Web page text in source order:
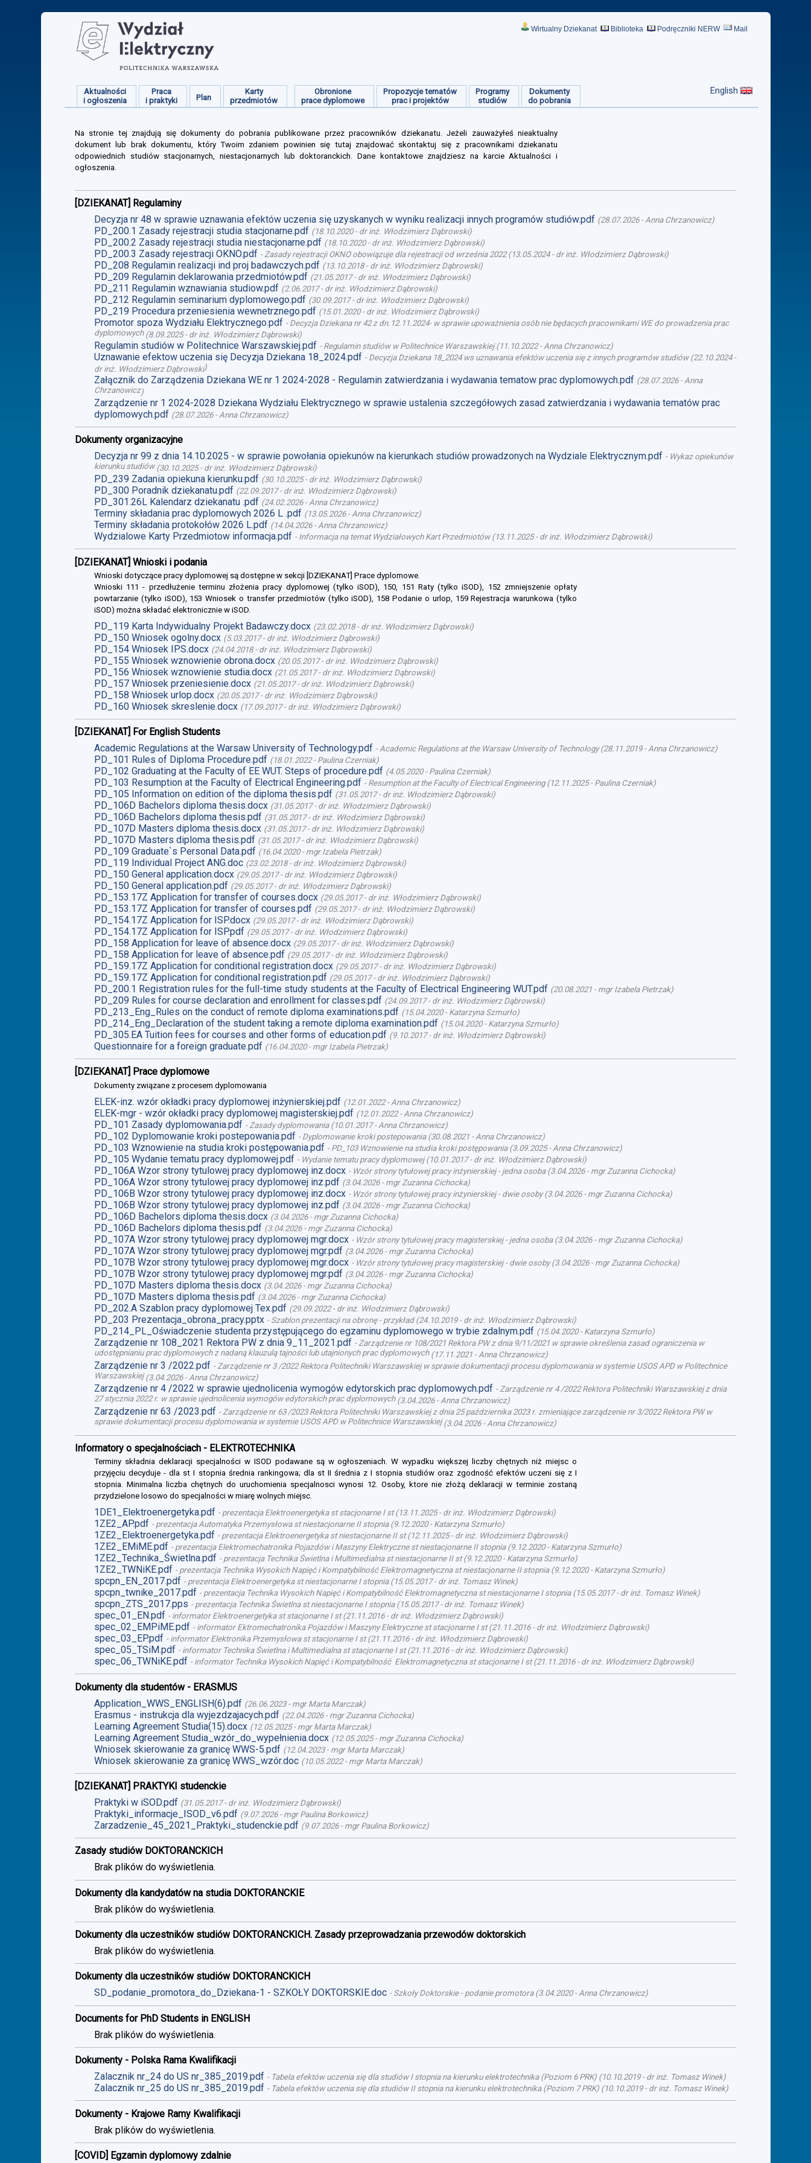
Wirtualny Dziekanat Biblioteka Podręczniki NERW Mail
Aktualności
i ogłoszenia
Praca
i praktyki
Plan
Karty
przedmiotów
Obronione
prace dyplomowe
Propozycje tematów
prac i projektów
Programy
studiów
Dokumenty
do pobrania
English
Na stronie tej znajdują się dokumenty do pobrania publikowane przez pracowników dziekanatu. Jeżeli zauważyłeś nieaktualny
dokument lub brak dokumentu, który Twoim zdaniem powinien się tutaj znajdować skontaktuj się z pracownikami dziekanatu
odpowiednich studiów stacjonarnych, niestacjonarnych lub doktoranckich. Dane kontaktowe znajdziesz na karcie Aktualności i
ogłoszenia.
[DZIEKANAT] Regulaminy
Decyzja nr 48 w sprawie uznawania efektów uczenia się uzyskanych w wyniku realizacji innych programów studiów.pdf (28.07.2026- Anna Chrzanowicz)
PD_200.1 Zasady rejestracji studia stacjonarne.pdf (18.10.2020- dr inż. Włodzimierz Dąbrowski)
PD_200.2 Zasady rejestracji studia niestacjonarne.pdf (18.10.2020- dr inż. Włodzimierz Dąbrowski)
PD_200.3 Zasady rejestracji OKNO.pdf - Zasady rejestracji OKNO obowiązuje dla rejestracji od września 2022(13.05.2024- dr inż. Włodzimierz Dąbrowski)
PD_208 Regulamin realizacji ind proj badawczych.pdf (13.10.2018- dr inż. Włodzimierz Dąbrowski)
PD_209 Regulamin deklarowania przedmiotów.pdf (21.05.2017- dr inż. Włodzimierz Dąbrowski)
PD_211 Regulamin wznawiania studiow.pdf (2.06.2017- dr inż. Włodzimierz Dąbrowski)
PD_212 Regulamin seminarium dyplomowego.pdf (30.09.2017- dr inż. Włodzimierz Dąbrowski)
PD_219 Procedura przeniesienia wewnetrznego.pdf (15.01.2020- dr inż. Włodzimierz Dąbrowski)
Promotor spoza Wydziału Elektrycznego.pdf - Decyzja Dziekana nr 42 z dn.12.11.2024- w sprawie upoważnienia osób nie będacych pracownikami WE do prowadzenia prac
dyplomowych(8.09.2025- dr inż. Włodzimierz Dąbrowski)
Regulamin studiów w Politechnice Warszawskiej.pdf - Regulamin studiów w Politechnice Warszawskiej(11.10.2022- Anna Chrzanowicz)
Uznawanie efektow uczenia się Decyzja Dziekana 18_2024.pdf - Decyzja Dziekana 18_2024 ws uznawania efektów uczenia się z innych programów studiów(22.10.2024-
dr inż. Włodzimierz Dąbrowski)
Załącznik do Zarządzenia Dziekana WE nr 1 2024-2028 - Regulamin zatwierdzania i wydawania tematow prac dyplomowych.pdf (28.07.2026- Anna
Chrzanowicz)
Zarządzenie nr 1 2024-2028 Dziekana Wydziału Elektrycznego w sprawie ustalenia szczegółowych zasad zatwierdzania i wydawania tematów prac
dyplomowych.pdf (28.07.2026- Anna Chrzanowicz)
Dokumenty organizacyjne
Decyzja nr 99 z dnia 14.10.2025 - w sprawie powołania opiekunów na kierunkach studiów prowadzonych na Wydziale Elektrycznym.pdf - Wykaz opiekunów
kierunku studiów(30.10.2025- dr inż. Włodzimierz Dąbrowski)
PD_239 Zadania opiekuna kierunku.pdf (30.10.2025- dr inż. Włodzimierz Dąbrowski)
PD_300 Poradnik dziekanatu.pdf (22.09.2017- dr inż. Włodzimierz Dąbrowski)
PD_301.26L Kalendarz dziekanatu .pdf (24.02.2026-Anna Chrzanowicz)
Terminy składania prac dyplomowych 2026 L .pdf (13.05.2026-Anna Chrzanowicz)
Terminy składania protokołów 2026 L.pdf (14.04.2026-Anna Chrzanowicz)
Wydzialowe Karty Przedmiotow informacja.pdf - Informacja na temat Wydziałowych Kart Przedmiotów(13.11.2025- dr inż. Włodzimierz Dąbrowski)
[DZIEKANAT] Wnioski i podania
Wnioski dotyczące pracy dyplomowej są dostępne w sekcji [DZIEKANAT] Prace dyplomowe.
Wnioski 111 - przedłużenie terminu złożenia pracy dyplomowej (tylko iSOD), 150, 151 Raty (tylko iSOD), 152 zmniejszenie opłaty
powtarzanie (tylko iSOD), 153 Wniosek o transfer przedmiotów (tylko iSOD), 158 Podanie o urlop, 159 Rejestracja warunkowa (tylko
iSOD) można składać elektronicznie w iSOD.
PD_119 Karta Indywidualny Projekt Badawczy.docx (23.02.2018- dr inż. Włodzimierz Dąbrowski)
PD_150 Wniosek ogolny.docx (5.03.2017- dr inż. Włodzimierz Dąbrowski)
PD_154 Wniosek IPS.docx (24.04.2018- dr inż. Włodzimierz Dąbrowski)
PD_155 Wniosek wznowienie obrona.docx (20.05.2017- dr inż. Włodzimierz Dąbrowski)
PD_156 Wniosek wznowienie studia.docx (21.05.2017- dr inż. Włodzimierz Dąbrowski)
PD_157 Wniosek przeniesienie.docx (21.05.2017- dr inż. Włodzimierz Dąbrowski)
PD_158 Wniosek urlop.docx (20.05.2017- dr inż. Włodzimierz Dąbrowski)
PD_160 Wniosek skreslenie.docx (17.09.2017- dr inż. Włodzimierz Dąbrowski)
[DZIEKANAT] For English Students
Academic Regulations at the Warsaw University of Technology.pdf -Academic Regulations at the Warsaw University of Technology(28.11.2019-Anna Chrzanowicz)
PD_101 Rules of Diploma Procedure.pdf (18.01.2022- Paulina Czerniak)
PD_102 Graduating at the Faculty of EE WUT. Steps of procedure.pdf (4.05.2020- Paulina Czerniak)
PD_103 Resumption at the Faculty of Electrical Engineering.pdf - Resumption at the Faculty of Electrical Engineering(12.11.2025- Paulina Czerniak)
PD_105 Information on edition of the diploma thesis.pdf (31.05.2017- dr inż. Włodzimierz Dąbrowski)
PD_106D Bachelors diploma thesis.docx (31.05.2017- dr inż. Włodzimierz Dąbrowski)
PD_106D Bachelors diploma thesis.pdf (31.05.2017- dr inż. Włodzimierz Dąbrowski)
PD_107D Masters diploma thesis.docx (31.05.2017- dr inż. Włodzimierz Dąbrowski)
PD_107D Masters diploma thesis.pdf (31.05.2017- dr inż. Włodzimierz Dąbrowski)
PD_109 Graduate`s Personal Data.pdf (16.04.2020- mgr Izabela Pietrzak)
PD_119 Individual Project ANG.doc (23.02.2018- dr inż. Włodzimierz Dąbrowski)
PD_150 General application.docx (29.05.2017- dr inż. Włodzimierz Dąbrowski)
PD_150 General application.pdf (29.05.2017- dr inż. Włodzimierz Dąbrowski)
PD_153.17Z Application for transfer of courses.docx (29.05.2017- dr inż. Włodzimierz Dąbrowski)
PD_153.17Z Application for transfer of courses.pdf (29.05.2017- dr inż. Włodzimierz Dąbrowski)
PD_154.17Z Application for ISP.docx (29.05.2017- dr inż. Włodzimierz Dąbrowski)
PD_154.17Z Application for ISP.pdf (29.05.2017- dr inż. Włodzimierz Dąbrowski)
PD_158 Application for leave of absence.docx (29.05.2017- dr inż. Włodzimierz Dąbrowski)
PD_158 Application for leave of absence.pdf (29.05.2017- dr inż. Włodzimierz Dąbrowski)
PD_159.17Z Application for conditional registration.docx (29.05.2017- dr inż. Włodzimierz Dąbrowski)
PD_159.17Z Application for conditional registration.pdf (29.05.2017- dr inż. Włodzimierz Dąbrowski)
PD_200.1 Registration rules for the full-time study students at the Faculty of Electrical Engineering WUT.pdf (20.08.2021 - mgr Izabela Pietrzak)
PD_209 Rules for course declaration and enrollment for classes.pdf (24.09.2017- dr inż. Włodzimierz Dąbrowski)
PD_213_Eng_Rules on the conduct of remote diploma examinations.pdf (15.04.2020- Katarzyna Szmurło)
PD_214_Eng_Declaration of the student taking a remote diploma examination.pdf (15.04.2020- Katarzyna Szmurło)
PD_305.EA Tuition fees for courses and other forms of education.pdf (9.10.2017- dr inż. Włodzimierz Dąbrowski)
Questionnaire for a foreign graduate.pdf (16.04.2020- mgr Izabela Pietrzak)
[DZIEKANAT] Prace dyplomowe
Dokumenty związane z procesem dyplomowania
ELEK-inz. wzór okładki pracy dyplomowej inżynierskiej.pdf (12.01.2022- Anna Chrzanowicz)
ELEK-mgr - wzór okładki pracy dyplomowej magisterskiej.pdf (12.01.2022- Anna Chrzanowicz)
PD_101 Zasady dyplomowania.pdf - Zasady dyplomowania(10.01.2017- Anna Chrzanowicz)
PD_102 Dyplomowanie kroki postepowania.pdf - Dyplomowanie kroki postepowania(30.08.2021 - Anna Chrzanowicz)
PD_103 Wznowienie na studia kroki postępowania.pdf - PD_103 Wznowienie na studia kroki postępowania(3.09.2025- Anna Chrzanowicz)
PD_105 Wydanie tematu pracy dyplomowej.pdf - Wydanie tematu pracy dyplomowej(10.01.2017- dr inż. Włodzimierz Dąbrowski)
PD_106A Wzor strony tytulowej pracy dyplomowej inz.docx - Wzór strony tytułowej pracy inżynierskiej - jedna osoba(3.04.2026- mgr Zuzanna Cichocka)
PD_106A Wzor strony tytulowej pracy dyplomowej inz.pdf (3.04.2026- mgr Zuzanna Cichocka)
PD_106B Wzor strony tytulowej pracy dyplomowej inz.docx - Wzór strony tytułowej pracy inżynierskiej - dwie osoby(3.04.2026- mgr Zuzanna Cichocka)
PD_106B Wzor strony tytulowej pracy dyplomowej inz.pdf (3.04.2026- mgr Zuzanna Cichocka)
PD_106D Bachelors diploma thesis.docx (3.04.2026- mgr Zuzanna Cichocka)
PD_106D Bachelors diploma thesis.pdf (3.04.2026- mgr Zuzanna Cichocka)
PD_107A Wzor strony tytulowej pracy dyplomowej mgr.docx - Wzór strony tytułowej pracy magisterskiej - jedna osoba(3.04.2026- mgr Zuzanna Cichocka)
PD_107A Wzor strony tytulowej pracy dyplomowej mgr.pdf (3.04.2026- mgr Zuzanna Cichocka)
PD_107B Wzor strony tytulowej pracy dyplomowej mgr.docx - Wzór strony tytułowej pracy magisterskiej - dwie osoby(3.04.2026- mgr Zuzanna Cichocka)
PD_107B Wzor strony tytulowej pracy dyplomowej mgr.pdf (3.04.2026- mgr Zuzanna Cichocka)
PD_107D Masters diploma thesis.docx (3.04.2026- mgr Zuzanna Cichocka)
PD_107D Masters diploma thesis.pdf (3.04.2026- mgr Zuzanna Cichocka)
PD_202.A Szablon pracy dyplomowej Tex.pdf (29.09.2022- dr inż. Włodzimierz Dąbrowski)
PD_203 Prezentacja_obrona_pracy.pptx - Szablon prezentacji na obronę - przykład(24.10.2019- dr inż. Włodzimierz Dąbrowski)
PD_214_PL_Oświadczenie studenta przystępującego do egzaminu dyplomowego w trybie zdalnym.pdf (15.04.2020- Katarzyna Szmurło)
Zarządzenie nr 108_2021 Rektora PW z dnia 9_11_2021.pdf - Zarządzenie nr 108/2021 Rektora PW z dnia 9/11/2021 w sprawie określenia zasad ograniczenia w
udostępnianiu prac dyplomowych z nadaną klauzulą tajności lub utajnionych prac dyplomowych(17.11.2021 - Anna Chrzanowicz)
Zarządzenie nr 3 /2022.pdf - Zarządzenie nr 3 /2022 Rektora Politechniki Warszawskiej w sprawie dokumentacji procesu dyplomowania w systemie USOS APD w Politechnice
Warszawskiej(3.04.2026- Anna Chrzanowicz)
Zarządzenie nr 4 /2022 w sprawie ujednolicenia wymogów edytorskich prac dyplomowych.pdf - Zarządzenie nr 4 /2022 Rektora Politechniki Warszawskiej z dnia
27 stycznia 2022 r. w sprawie ujednolicenia wymogów edytorskich prac dyplomowych(3.04.2026- Anna Chrzanowicz)
Zarządzenie nr 63 /2023.pdf - Zarządzenie nr 63 /2023 Rektora Politechniki Warszawskiej z dnia 25 października 2023 r. zmieniające zarządzenie nr 3/2022 Rektora PW w
sprawie dokumentacji procesu dyplomowania w systemie USOS APD w Politechnice Warszawskiej(3.04.2026- Anna Chrzanowicz)
Informatory o specjalnościach - ELEKTROTECHNIKA
Terminy składnia deklaracji specjalności w ISOD podawane są w ogłoszeniach. W wypadku większej liczby chętnych niż miejsc o
przyjęciu decyduje - dla st I stopnia średnia rankingowa; dla st II średnia z I stopnia studiów oraz zgodność efektów uczeni się z I
stopnia. Minimalna liczba chętnych do uruchomienia specjalnosci wynosi 12. Osoby, ktore nie złożą deklaracji w terminie zostaną
przydzielone losowo do specjalności w miarę wolnych miejsc.
1DE1_Elektroenergetyka.pdf - prezentacja Elektroenergetyka st stacjonarne I st(13.11.2025- dr inż. Włodzimierz Dąbrowski)
1ZE2_AP.pdf - prezentacja Automatyka Przemysłowa st niestacjonarne II stopnia(9.12.2020- Katarzyna Szmurło)
1ZE2_Elektroenergetyka.pdf - prezentacja Elektroenergetyka st niestacjonarne II st(12.11.2025- dr inż. Włodzimierz Dąbrowski)
1ZE2_EMiME.pdf - prezentacja Elektromechatronika Pojazdów i Maszyny Elektryczne st niestacjonarne II stopnia(9.12.2020- Katarzyna Szmurło)
1ZE2_Technika_Świetlna.pdf - prezentacja Technika Świetlna i Multimedialna st niestacjonarne II st(9.12.2020- Katarzyna Szmurło)
1ZE2_TWNiKE.pdf - prezentacja Technika Wysokich Napięć i Kompatybilność Elektromagnetyczna st niestacjonarne II stopnia(9.12.2020- Katarzyna Szmurło)
spcpn_EN_2017.pdf - prezentacja Elektroenergetyka st niestacjonarne I stopnia(15.05.2017- dr inż. Tomasz Winek)
spcpn_twnike_2017.pdf - prezentacja Technika Wysokich Napięć i Kompatybilność Elektromagnetyczna st niestacjonarne I stopnia(15.05.2017- dr inż. Tomasz Winek)
spcpn_ZTS_2017.pps - prezentacja Technika Świetlna st niestacjonarne I stopnia(15.05.2017- dr inż. Tomasz Winek)
spec_01_EN.pdf - informator Elektroenergetyka st stacjonarne I st(21.11.2016- dr inż. Włodzimierz Dąbrowski)
spec_02_EMPiME.pdf - informator Ektromechatronika Pojazdów i Maszyny Elektryczne st stacjonarne I st(21.11.2016- dr inż. Włodzimierz Dąbrowski)
spec_03_EP.pdf - informator Elektronika Przemysłowa st stacjonarne I st(21.11.2016- dr inż. Włodzimierz Dąbrowski)
spec_05_TSiM.pdf - informator Technika Świetlna i Multimedialna st stacjonarne I st(21.11.2016- dr inż. Włodzimierz Dąbrowski)
spec_06_TWNiKE.pdf - informator Technika Wysokich Napięć i Kompatybilność Elektromagnetyczna st stacjonarne I st(21.11.2016- dr inż. Włodzimierz Dąbrowski)
Dokumenty dla studentów - ERASMUS
Application_WWS_ENGLISH(6).pdf (26.06.2023- mgr Marta Marczak)
Erasmus - instrukcja dla wyjezdzajacych.pdf (22.04.2026- mgr Zuzanna Cichocka)
Learning Agreement Studia(15).docx (12.05.2025- mgr Marta Marczak)
Learning Agreement Studia_wzór_do_wypełnienia.docx (12.05.2025- mgr Zuzanna Cichocka)
Wniosek skierowanie za granicę WWS-5.pdf (12.04.2023- mgr Marta Marczak)
Wniosek skierowanie za granicę WWS_wzór.doc (10.05.2022- mgr Marta Marczak)
[DZIEKANAT] PRAKTYKI studenckie
Praktyki w iSOD.pdf (31.05.2017- dr inż. Włodzimierz Dąbrowski)
Praktyki_informacje_ISOD_v6.pdf (9.07.2026- mgr Paulina Borkowicz)
Zarzadzenie_45_2021_Praktyki_studenckie.pdf (9.07.2026- mgr Paulina Borkowicz)
Zasady studiów DOKTORANCKICH
Brak plików do wyświetlenia.
Dokumenty dla kandydatów na studia DOKTORANCKIE
Brak plików do wyświetlenia.
Dokumenty dla uczestników studiów DOKTORANCKICH. Zasady przeprowadzania przewodów doktorskich
Brak plików do wyświetlenia.
Dokumenty dla uczestników studiów DOKTORANCKICH
SD_podanie_promotora_do_Dziekana-1 - SZKOŁY DOKTORSKIE.doc - Szkoły Doktorskie - podanie promotora(3.04.2020-Anna Chrzanowicz)
Documents for PhD Students in ENGLISH
Brak plików do wyświetlenia.
Dokumenty - Polska Rama Kwalifikacji
Zalacznik nr_24 do US nr_385_2019.pdf - Tabela efektów uczenia się dla studiów I stopnia na kierunku elektrotechnika (Poziom 6 PRK) (10.10.2019- dr inż. Tomasz Winek)
Zalacznik nr_25 do US nr_385_2019.pdf - Tabela efektów uczenia się dla studiów II stopnia na kierunku elektrotechnika (Poziom 7 PRK) (10.10.2019- dr inż. Tomasz Winek)
Dokumenty - Krajowe Ramy Kwalifikacji
Brak plików do wyświetlenia.
[COVID] Egzamin dyplomowy zdalnie